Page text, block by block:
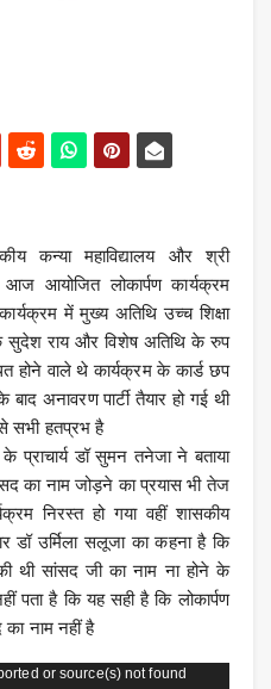
कन्या महाविद्यालय और श्री
आयोजित लोकार्पण कार्यक्रम
में मुख्य अतिथि उच्च शिक्षा
सुदेश राय और विशेष अतिथि के रुप
होने वाले थे कार्यक्रम के कार्ड छप
अनावरण पार्टी तैयार हो गई थी
सभी हतप्रभ है
डॉ सुमन तनेजा ने बताया
का नाम जोड़ने का प्रयास भी तेज
निरस्त हो गया वहीं शासकीय
उर्मिला सलूजा का कहना है कि
थी सांसद जी का नाम ना होने के
पता है कि यह सही है कि लोकार्पण
नाम नहीं है
or source(s) not found